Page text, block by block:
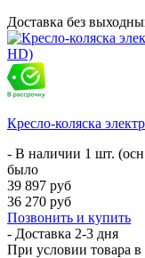
Доставка без
Кресло-коляска
- В наличии 1 шт.
было
39 897 руб
36 270 руб
Позвонить и купить
- Доставка 2-3 дня
При условии товара